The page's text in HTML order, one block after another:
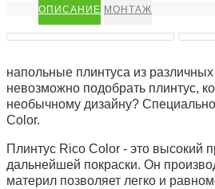
ОПИСАНИЕ МОНТАЖ
напольные плинтуса из
невозможно подобрать плинтус,
необычному дизайну?
Color.
Плинтус Rico Color - это высокий
дальнейшей покраски. Он
материл позволяет легко и